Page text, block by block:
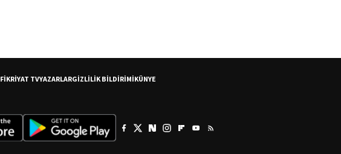
FİKRİYAT TVYAZARLARGİZLİLİK BİLDİRİMİKÜNYE